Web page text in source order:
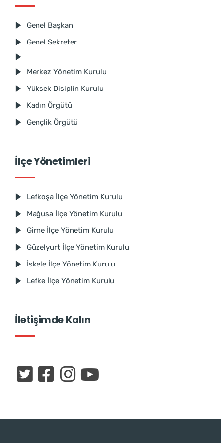
Genel Başkan
Genel Sekreter
Merkez Yönetim Kurulu
Yüksek Disiplin Kurulu
Kadın Örgütü
Gençlik Örgütü
İlçe Yönetimleri
Lefkoşa İlçe Yönetim Kurulu
Mağusa İlçe Yönetim Kurulu
Girne İlçe Yönetim Kurulu
Güzelyurt İlçe Yönetim Kurulu
İskele İlçe Yönetim Kurulu
Lefke İlçe Yönetim Kurulu
İletişimde Kalın